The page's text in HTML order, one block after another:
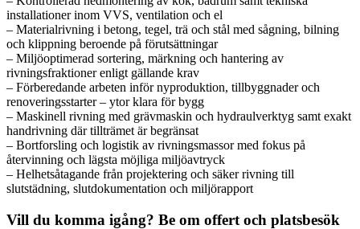
installationer inom VVS, ventilation och el
– Materialrivning i betong, tegel, trä och stål med sågning, bilning
och klippning beroende på förutsättningar
– Miljöoptimerad sortering, märkning och hantering av
rivningsfraktioner enligt gällande krav
– Förberedande arbeten inför nyproduktion, tillbyggnader och
renoveringsstarter – ytor klara för bygg
– Maskinell rivning med grävmaskin och hydraulverktyg samt exakt
handrivning där tillträmet är begränsat
– Bortforsling och logistik av rivningsmassor med fokus på
återvinning och lägsta möjliga miljöavtryck
– Helhetsåtagande från projektering och säker rivning till
slutstädning, slutdokumentation och miljörapport
Vill du komma igång? Be om offert och platsbesök